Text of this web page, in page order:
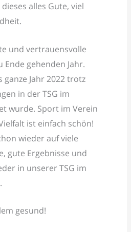
alles Gute, viel
und vertrauensvolle
gehenden Jahr.
ganze Jahr 2022 trotz
in der TSG im
wurde. Sport im Verein
ist einfach schön!
wieder auf viele
gute Ergebnisse und
in unserer TSG im
gesund!